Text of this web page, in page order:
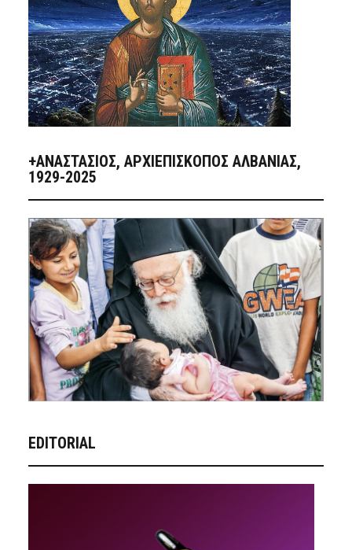
+ΑΝΑΣΤΆΣΙΟΣ, ΑΡΧΙΕΠΊΣΚΟΠΟΣ ΑΛΒΑΝΊΑΣ,
1929-2025
EDITORIAL